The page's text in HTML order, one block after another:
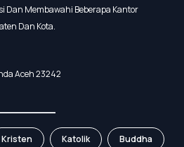
Dan Membawahi Beberapa Kantor
Dan Kota.
Aceh 23242
Kristen Katolik Buddha